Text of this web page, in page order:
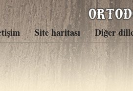
Site haritası Diğer